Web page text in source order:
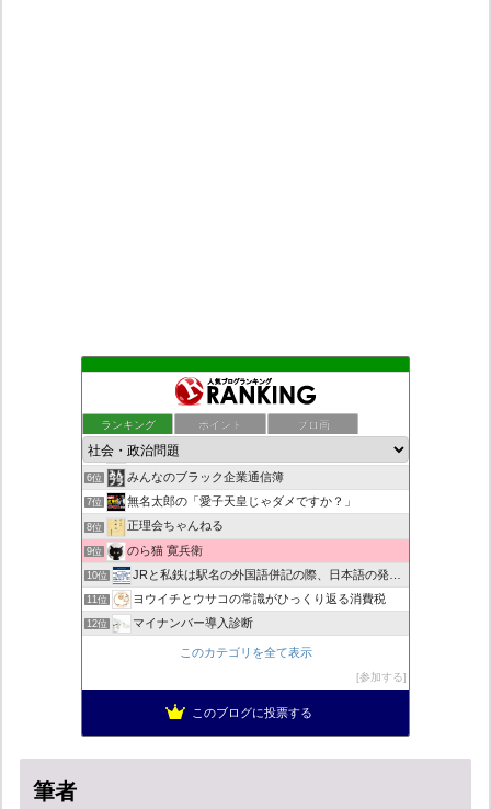
ランキング ポイント ブロ画
もえるあじあ
恥を知れ、恥を
死神タカ位置サナエのオイルショックドクトリン憲法改悪計画！
5位 ダリチョコ dalichoko
6位 みんなのブラック企業通信簿
7位 無名太郎の「愛子天皇じゃダメですか？」
8位 正理会ちゃんねる
9位 のら猫 寛兵衛
10位 JRと私鉄は駅名の外国語併記の際、日本語の発音/…
11位 ヨウイチとウサコの常識がひっくり返る消費税
12位 マイナンバー導入診断
救国と自警の防犯草莽号_草莽愛知実行委員会、
真のジャーナリズムがここにある！
このカテゴリを全て表示
参加する
このブログに投票する
筆者